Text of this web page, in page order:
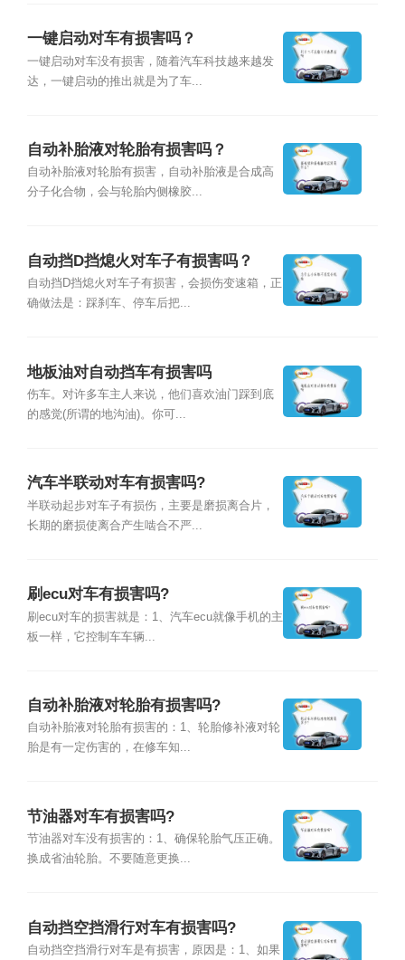
一键启动对车有损害吗？
一键启动对车没有损害，随着汽车科技越来越发
达，一键启动的推出就是为了车...
自动补胎液对轮胎有损害吗？
自动补胎液对轮胎有损害，自动补胎液是合成高
分子化合物，会与轮胎内侧橡胶...
自动挡D挡熄火对车子有损害吗？
自动挡D挡熄火对车子有损害，会损伤变速箱，正
确做法是：踩刹车、停车后把...
地板油对自动挡车有损害吗
伤车。对许多车主人来说，他们喜欢油门踩到底
的感觉(所谓的地沟油)。你可...
汽车半联动对车有损害吗?
半联动起步对车子有损伤，主要是磨损离合片，
长期的磨损使离合产生啮合不严...
刷ecu对车有损害吗?
刷ecu对车的损害就是：1、汽车ecu就像手机的主
板一样，它控制车车辆...
自动补胎液对轮胎有损害吗?
自动补胎液对轮胎有损害的：1、轮胎修补液对轮
胎是有一定伤害的，在修车知...
节油器对车有损害吗?
节油器对车没有损害的：1、确保轮胎气压正确。
换成省油轮胎。不要随意更换...
自动挡空挡滑行对车有损害吗?
自动挡空挡滑行对车是有损害，原因是：1、如果